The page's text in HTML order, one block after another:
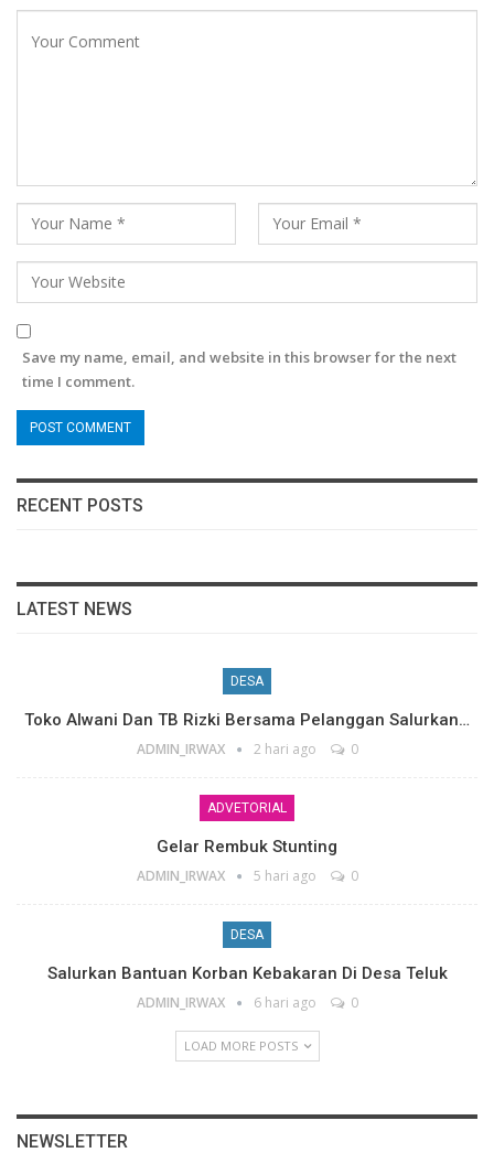
Save my name, email, and website in this browser for the next
time I comment.
RECENT POSTS
LATEST NEWS
DESA
Toko Alwani Dan TB Rizki Bersama Pelanggan Salurkan…
ADMIN_IRWAX 2 hari ago 0
ADVETORIAL
Gelar Rembuk Stunting
ADMIN_IRWAX 5 hari ago 0
DESA
Salurkan Bantuan Korban Kebakaran Di Desa Teluk
ADMIN_IRWAX 6 hari ago 0
LOAD MORE POSTS
NEWSLETTER